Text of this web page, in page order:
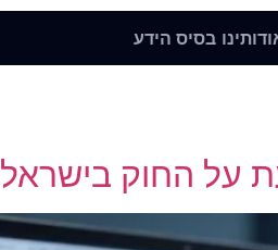
בסיס הידע
על החוק בישראל